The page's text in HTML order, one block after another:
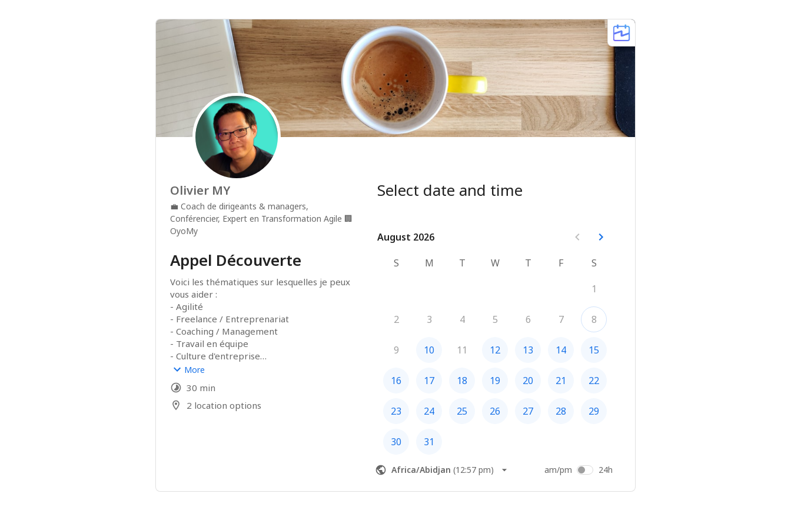
Olivier MY
💼 Coach de dirigeants & managers,
Conférencier, Expert en Transformation Agile 🏢
OyoMy
Appel Découverte
Voici les thématiques sur lesquelles je peux
vous aider :
- Agilité
- Freelance / Entreprenariat
- Coaching / Management
- Travail en équipe
- Culture d'entreprise
Plus d'infos :
More
30 min
2 location options
Select date and time
August 2026
August 2026
S
M T W T F
S
1
2 3 4 5 6 7 8
9 10 11 12 13 14 15
16 17 18 19 20 21 22
23 24 25 26 27 28 29
30 31
Africa/Abidjan (12:57 pm) am/pm 24h